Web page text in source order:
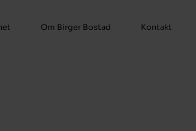
Kontakt
Om Birger Bostad